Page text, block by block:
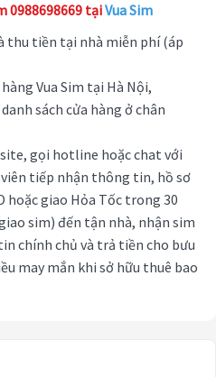
0988698669 tạiVua Sim
thu tiền tại nhà miễn phí (áp
Vua Sim tại Hà Nội,
sách cửa hàng ở chân
gọi hotline hoặc chat với
viên tiếp nhận thông tin, hồ sơ
hoặc giao Hỏa Tốc trong 30
sim) đến tận nhà, nhận sim
chính chủ và trả tiền cho bưu
may mắn khi sở hữu thuê bao